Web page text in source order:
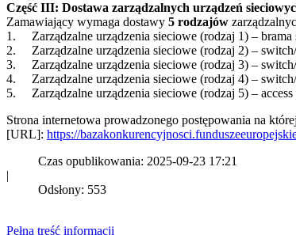
Część III: Dostawa zarządzalnych urządzeń
Zamawiający wymaga dostawy 5 rodzajów
1. Zarządzalne urządzenia sieciowe (rodzaj 1) –
2. Zarządzalne urządzenia sieciowe (rodzaj 2) –
3. Zarządzalne urządzenia sieciowe (rodzaj 3) –
4. Zarządzalne urządzenia sieciowe (rodzaj 4) –
5. Zarządzalne urządzenia sieciowe (rodzaj 5) – access
Strona internetowa prowadzonego postępowania na
[URL]: https://
Czas opublikowania: 2025-09-23 17:21
|
Odsłony: 553
Pełna treść informacji